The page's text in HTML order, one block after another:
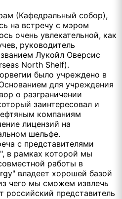
(Кафедральный собор),
на встречу с мэром
очень увлекательной, как
руководитель
Лукойл Оверсис
North Shelf).
было учреждено в
для учреждения
о разграничении
заинтересовал и
компаниям
лицензий на
шельфе.
с представителями
в рамках которой мы
работы в
владеет хорошей базой
чего мы сможем извлечь
российский представитель